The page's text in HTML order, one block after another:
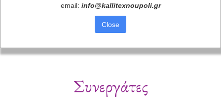
Συνεργάτες
email: info@kallitexnoupoli.gr
Close